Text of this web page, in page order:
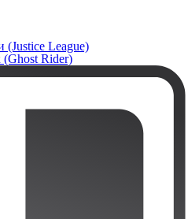
(Justice League)
Rider)